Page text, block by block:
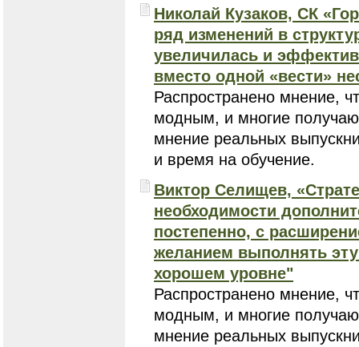
Николай Кузаков, СК
ряд изменений в
увеличилась и
вместо одной «вести»
Распространено мнение,
модным, и многие
мнение реальных
и время на обучение.
Виктор Селищев,
необходимости
постепенно, с
желанием выполнять эту
хорошем уровне"
Распространено мнение,
модным, и многие
мнение реальных